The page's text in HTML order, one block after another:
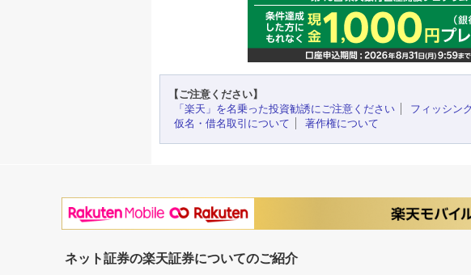
【ご注意ください】
「楽天」を名乗った投資勧誘にご注意ください
フィッシン
仮名・借名取引について
著作権について
ネット証券の楽天証券についてのご紹介